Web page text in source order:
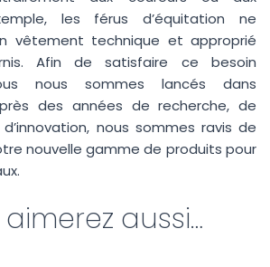
les férus d’équitation ne
vêtement technique et approprié
Afin de satisfaire ce besoin
nous sommes lancés dans
des années de recherche, de
nous sommes ravis de
nouvelle gamme de produits pour
aussi…
?*
*
données soient utilisées pour que